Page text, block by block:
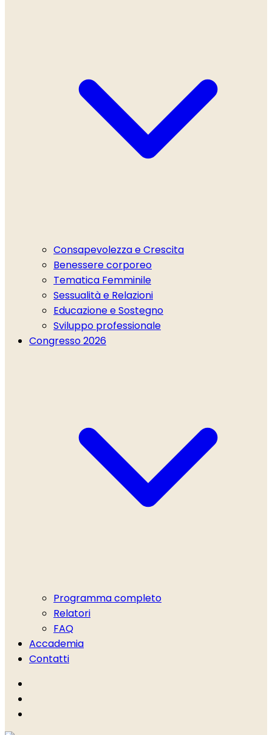
Consapevolezza e Crescita
Benessere corporeo
Tematica Femminile
Sessualità e Relazioni
Educazione e Sostegno
Sviluppo professionale
Congresso 2026
Programma completo
Relatori
FAQ
Accademia
Contatti